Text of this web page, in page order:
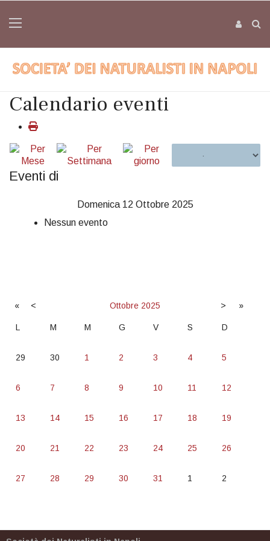
Calendario eventi
Eventi di
Domenica 12 Ottobre 2025
Nessun evento
« < Ottobre 2025 > »
L M M G V S D
29 30 1 2 3 4 5
6 7 8 9 10 11 12
13 14 15 16 17 18 19
20 21 22 23 24 25 26
27 28 29 30 31 1 2